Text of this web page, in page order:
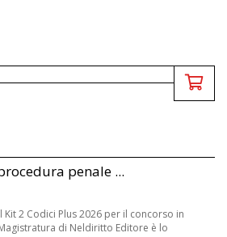
penale ...
Kit 2 Codici Plus 2026 per il concorso in
di Neldiritto Editore è lo